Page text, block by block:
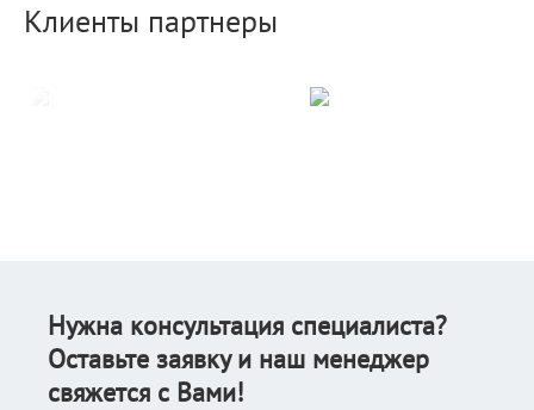
Клиенты партнеры
Нужна консультация специалиста?
Оставьте заявку и наш менеджер
свяжется с Вами!